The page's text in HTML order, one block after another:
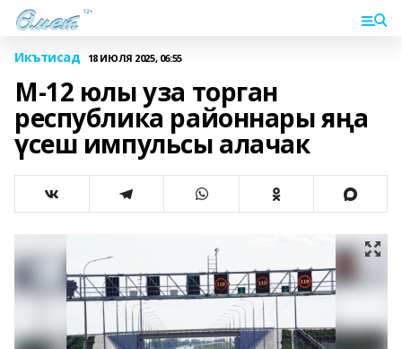
Икътисад 18 ИЮЛЯ 2025, 06:55
М-12 юлы уза торган
республика районнары яңа
үсеш импульсы алачак